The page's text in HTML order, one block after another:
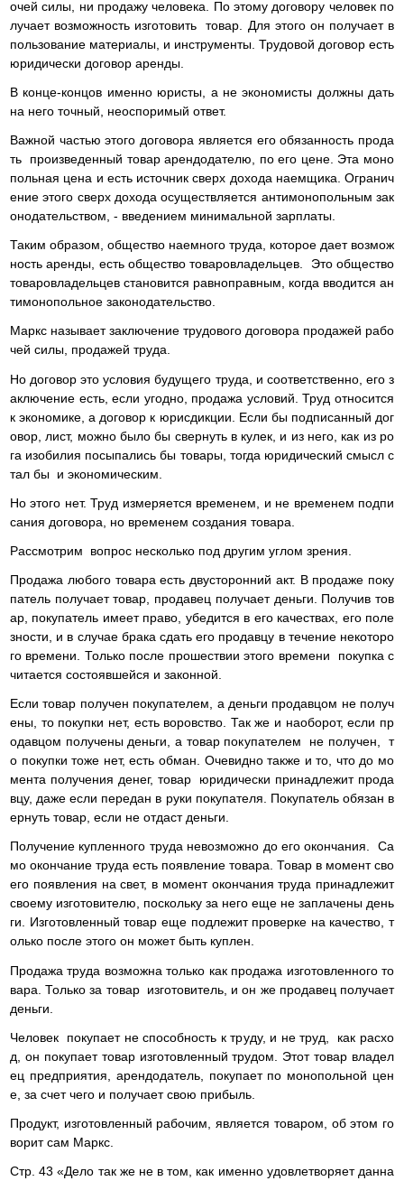
очей силы, ни продажу человека. По этому договору человек по
лучает возможность изготовить товар. Для этого он получает в
пользование материалы, и инструменты. Трудовой договор есть
юридически договор аренды.
В конце-концов именно юристы, а не экономисты должны дать
на него точный, неоспоримый ответ.
Важной частью этого договора является его обязанность прода
ть произведенный товар арендодателю, по его цене. Эта моно
польная цена и есть источник сверх дохода наемщика. Огранич
ение этого сверх дохода осуществляется антимонопольным зак
онодательством, - введением минимальной зарплаты.
Таким образом, общество наемного труда, которое дает возмож
ность аренды, есть общество товаровладельцев. Это общество
товаровладельцев становится равноправным, когда вводится ан
тимонопольное законодательство.
Маркс называет заключение трудового договора продажей рабо
чей силы, продажей труда.
Но договор это условия будущего труда, и соответственно, его з
аключение есть, если угодно, продажа условий. Труд относится
к экономике, а договор к юрисдикции. Если бы подписанный дог
овор, лист, можно было бы свернуть в кулек, и из него, как из ро
га изобилия посыпались бы товары, тогда юридический смысл с
тал бы и экономическим.
Но этого нет. Труд измеряется временем, и не временем подпи
сания договора, но временем создания товара.
Рассмотрим вопрос несколько под другим углом зрения.
Продажа любого товара есть двусторонний акт. В продаже поку
патель получает товар, продавец получает деньги. Получив тов
ар, покупатель имеет право, убедится в его качествах, его поле
зности, и в случае брака сдать его продавцу в течение некоторо
го времени. Только после прошествии этого времени покупка с
читается состоявшейся и законной.
Если товар получен покупателем, а деньги продавцом не получ
ены, то покупки нет, есть воровство. Так же и наоборот, если пр
одавцом получены деньги, а товар покупателем не получен, т
о покупки тоже нет, есть обман. Очевидно также и то, что до мо
мента получения денег, товар юридически принадлежит прода
вцу, даже если передан в руки покупателя. Покупатель обязан в
ернуть товар, если не отдаст деньги.
Получение купленного труда невозможно до его окончания. Са
мо окончание труда есть появление товара. Товар в момент сво
его появления на свет, в момент окончания труда принадлежит
своему изготовителю, поскольку за него еще не заплачены день
ги. Изготовленный товар еще подлежит проверке на качество, т
олько после этого он может быть куплен.
Продажа труда возможна только как продажа изготовленного то
вара. Только за товар изготовитель, и он же продавец получает
деньги.
Человек покупает не способность к труду, и не труд, как расхо
д, он покупает товар изготовленный трудом. Этот товар владел
ец предприятия, арендодатель, покупает по монопольной цен
е, за счет чего и получает свою прибыль.
Продукт, изготовленный рабочим, является товаром, об этом го
ворит сам Маркс.
Стр. 43 «Дело так же не в том, как именно удовлетворяет данна